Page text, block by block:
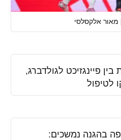
מאור אלקסלסי
פיינגזיכט לגולדברג,
לטיפול
בהגנה נמשכים: